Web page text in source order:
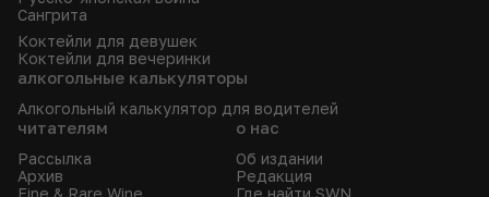
Сангрита
Коктейли для девушек
Коктейли для вечеринки
алкогольные калькуляторы
Алкогольный калькулятор для водителей
читателям
Рассылка
Архив
о нас
Об издании
Редакция